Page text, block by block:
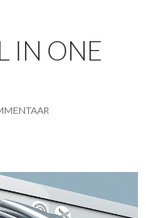
IN ONE